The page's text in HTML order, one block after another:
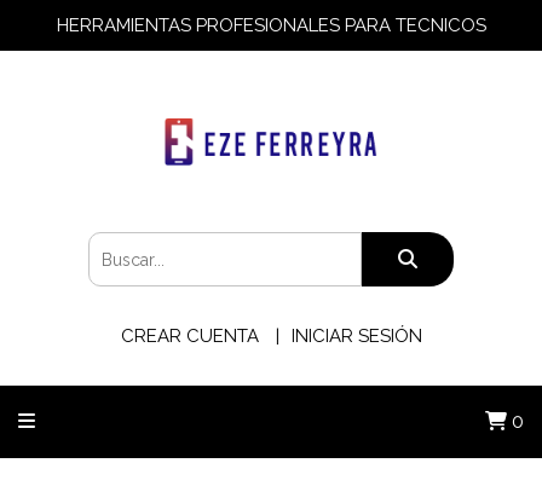
HERRAMIENTAS PROFESIONALES PARA TECNICOS
CREAR CUENTA INICIAR SESIÓN
0